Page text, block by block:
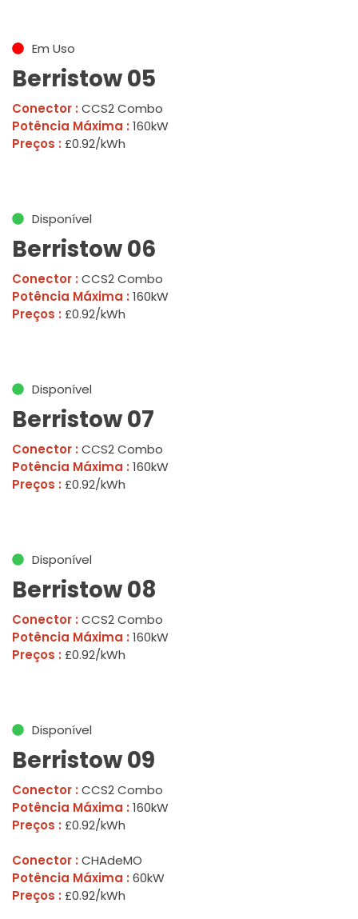
Em Uso
Berristow 05
Conector : CCS2 Combo
Potência Máxima : 160kW
Preços : £0.92/kWh
Disponível
Berristow 06
Conector : CCS2 Combo
Potência Máxima : 160kW
Preços : £0.92/kWh
Disponível
Berristow 07
Conector : CCS2 Combo
Potência Máxima : 160kW
Preços : £0.92/kWh
Disponível
Berristow 08
Conector : CCS2 Combo
Potência Máxima : 160kW
Preços : £0.92/kWh
Disponível
Berristow 09
Conector : CCS2 Combo
Potência Máxima : 160kW
Preços : £0.92/kWh
Conector : CHAdeMO
Potência Máxima : 60kW
Preços : £0.92/kWh